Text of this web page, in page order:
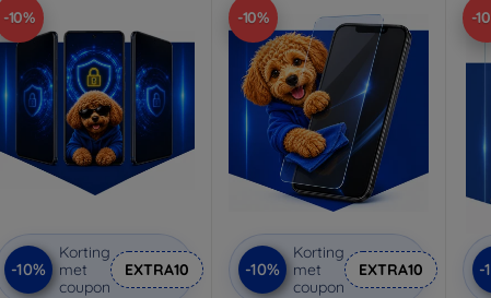
-10%
-10%
Korting
met
coupon
EXTRA10
-10%
-10%
Korting
met
coupon
EXTRA10
-
-